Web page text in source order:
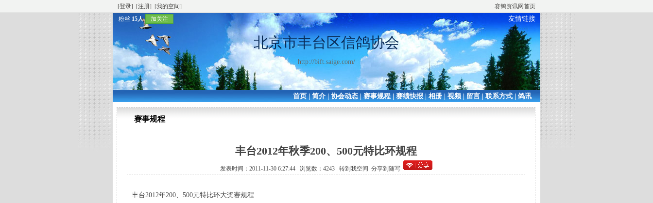
[登录] [注册] [我的空间]
赛鸽资讯网首页
粉丝 15人 加关注 友情链接
北京市丰台区信鸽协会
http://bift.saige.com/
首页|简介|协会动态|赛事规程|赛绩快报|相册|视频|留言|联系方式|鸽讯
赛事规程
丰台2012年秋季200、500元特比环规程
发表时间：2011-11-30 6:27:44 浏览数：4243 转到我空间 分享到随写
丰台2012年200、500元特比环大奖赛规程